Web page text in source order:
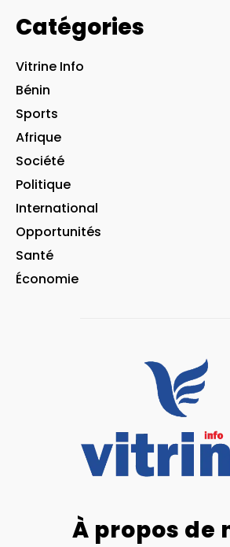
Catégories
Vitrine Info
Bénin
Sports
Afrique
Société
Politique
International
Opportunités
Santé
Économie
À propos de